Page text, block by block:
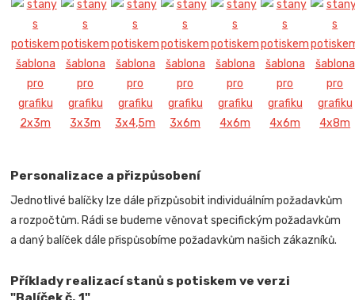
Personalizace a přizpůsobení
Jednotlivé balíčky lze dále přizpůsobit individuálním požadavkům
a rozpočtům. Rádi se budeme věnovat specifickým požadavkům
a daný balíček dále přispůsobíme požadavkům našich zákazníků.
Příklady realizací stanů s potiskem ve verzi